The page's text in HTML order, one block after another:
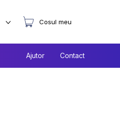
Ajutor Contact
Cosul meu